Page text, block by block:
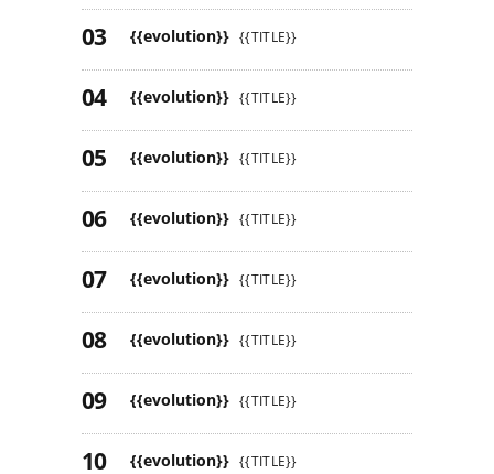
{{evolution}} {{TITLE}}
{{evolution}} {{TITLE}}
{{evolution}} {{TITLE}}
{{evolution}} {{TITLE}}
{{evolution}} {{TITLE}}
{{evolution}} {{TITLE}}
{{evolution}} {{TITLE}}
{{evolution}} {{TITLE}}